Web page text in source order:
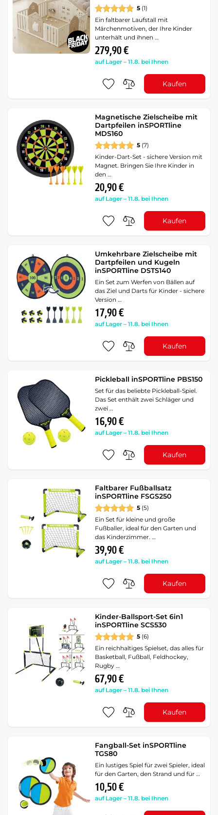
5 (1)
Ein faltbarer Laufstall mit
Märchenmotiven, der Ihre Kinder
unterhält und ihnen …
279,90 €
auf Lager – 11.8. bei Ihnen
Kaufen
Magnetische Zielscheibe mit
Dartpfeilen inSPORTline
MDS160
5 (7)
Kinder-Dart-Set - sichere Version mit
Magnet. Bringen Sie Ihre Kinder in
den …
20,90 €
auf Lager – 11.8. bei Ihnen
Kaufen
Umkehrbare Zielscheibe mit
Dartpfeilen und Kugeln
inSPORTline DSTS140
Ein Set zum Werfen von Bällen auf
das Ziel und Darts für Kinder - sichere
Version …
17,90 €
auf Lager – 11.8. bei Ihnen
Kaufen
Pickleball inSPORTline PBS150
Set für das beliebte Pickleball-Spiel.
Das Set enthält zwei Schläger und
zwei …
16,90 €
auf Lager – 11.8. bei Ihnen
Kaufen
Faltbarer Fußballsatz
inSPORTline FSGS250
5 (5)
Ein Set für kleine und große
Fußballer, ideal für den Garten und
das Kinderzimmer. …
39,90 €
auf Lager – 11.8. bei Ihnen
Kaufen
Kinder-Ballsport-Set 6in1
inSPORTline SCS530
5 (6)
Ein reichhaltiges Spielset, das alles für
Basketball, Fußball, Feldhockey,
Rugby …
67,90 €
auf Lager – 11.8. bei Ihnen
Kaufen
Fangball-Set inSPORTline
TGS80
Ein lustiges Spiel für zwei Spieler, ideal
für den Garten, den Strand und für …
10,50 €
auf Lager – 11.8. bei Ihnen